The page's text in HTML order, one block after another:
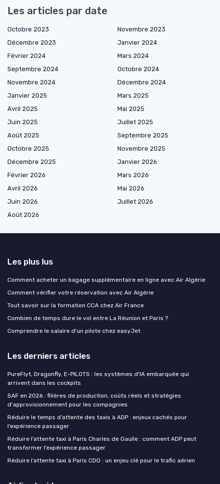
Les articles par date
Octobre 2023
Novembre 2023
Décembre 2023
Janvier 2024
Février 2024
Mars 2024
Septembre 2024
Octobre 2024
Novembre 2024
Décembre 2024
Janvier 2025
Mars 2025
Avril 2025
Mai 2025
Juin 2025
Juillet 2025
Août 2025
Septembre 2025
Octobre 2025
Novembre 2025
Décembre 2025
Janvier 2026
Février 2026
Mars 2026
Avril 2026
Mai 2026
Juin 2026
Juillet 2026
Août 2026
Les plus lus
Comment acheter un bagage supplémentaire en ligne avec Air Algérie
Comment vérifier votre réservation avec Air Algérie
Tout savoir sur la formation CCA chez Air France
Combien de temps dure le vol entre La Réunion et Paris ?
Comprendre le salaire d'un pilote chez easyJet
Les derniers articles
PureFlyt, Dragonfly, E-PILOTS : les systèmes d'IA embarquée qui
arrivent dans les cockpits
SAF en 2026 : filières de production, coûts réels et stratégies
d'approvisionnement pour les compagnies
Réduire le temps d’attente des taxis à ADP : enjeux cachés pour
l’expérience passager
Réduire l’attente taxi à Paris Charles de Gaulle : comment ADP peut
transformer l’expérience passager
Réduire l’attente taxi à Paris CDG : un enjeu clé pour le trafic aérien